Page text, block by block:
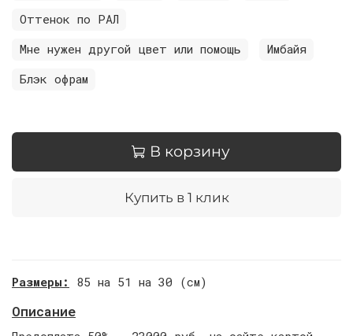
Оттенок по РАЛ
Мне нужен другой цвет или помощь
Имбайя
Блэк офрам
В корзину
Купить в 1 клик
Размеры: 85 на 51 на 30 (см)
Описание